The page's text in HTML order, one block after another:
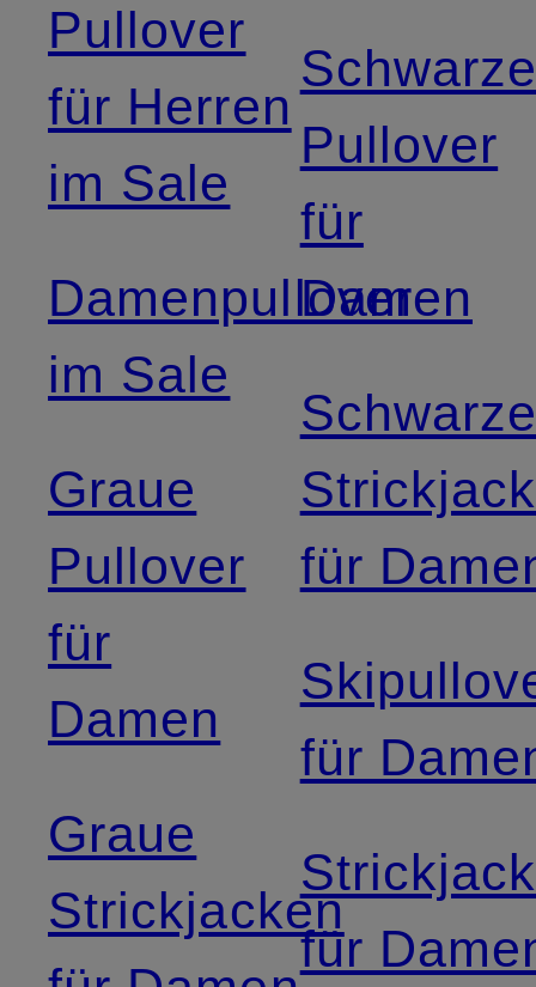
Pullover
für Herren
im Sale
Damenpullover
im Sale
Graue
Pullover
für
Damen
Graue
Strickjacken
Pullover
für
Damen
für
für
für